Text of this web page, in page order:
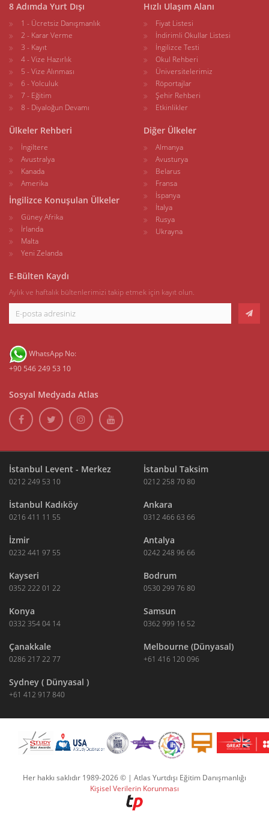
8 Adımda Yurt Dışı
1 - Ücretsiz Danışmanlık
2 - Karar Verme
3 - Kayıt
4 - Vize Hazırlık
5 - Vize Alınması
6 - Yolculuk
7 - Eğitim
8 - Diyaloğun Devamı
Hızlı Ulaşım Alanı
Fiyat Listesi
İndirimli Okullar Listesi
İngilizce Testi
Okul Rehberi
Üniversitelerimiz
Röportajlar
Şehir Rehberi
Etkinlikler
Ülkeler Rehberi
İngiltere
Avustralya
Kanada
Amerika
İngilizce Konuşulan Ülkeler
Güney Afrika
İrlanda
Malta
Yeni Zelanda
Diğer Ülkeler
Almanya
Avusturya
Belarus
Fransa
İspanya
İtalya
Rusya
Ukrayna
E-Bülten Kaydı
Aylık ve haftalık bültenlerimizi takip etmek için kayıt olun.
WhatsApp No:
+90 546 249 53 10
Sosyal Medyada Atlas
İstanbul Levent - Merkez
0212 249 53 10
İstanbul Taksim
0212 258 70 80
İstanbul Kadıköy
0216 411 11 55
Ankara
0312 466 63 66
İzmir
0232 441 97 55
Antalya
0242 248 96 66
Kayseri
0352 222 01 22
Bodrum
0530 299 76 80
Konya
0332 354 04 14
Samsun
0362 999 16 52
Çanakkale
0286 217 22 77
Melbourne (Dünyasal)
+61 416 120 096
Sydney ( Dünyasal )
+61 412 917 840
Her hakkı saklıdır 1989-2026 © | Atlas Yurtdışı Eğitim Danışmanlığı
Kişisel Verilerin Korunması